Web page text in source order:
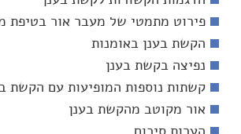
פירוט מתמטי של מעבר אור בטיפת
הקשת בענן באומנות
נפיצה בקשת בענן
קשתות נוספות המופיעות עם הקשת
אור מקוטב מהקשת בענן